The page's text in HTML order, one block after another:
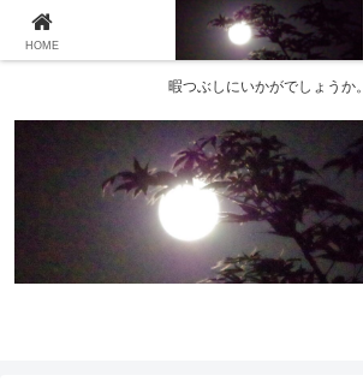
暇つぶしにいかがでしょうか。
HOME